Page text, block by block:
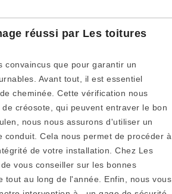
réussi par Les toitures
convaincus que pour garantir un
Avant tout, il est essentiel
cheminée. Cette vérification nous
créosote, qui peuvent entraver le bon
nous nous assurons d'utiliser un
Cela nous permet de procéder à
de votre installation. Chez Les
vous conseiller sur les bonnes
tout au long de l'année. Enfin, nous vous